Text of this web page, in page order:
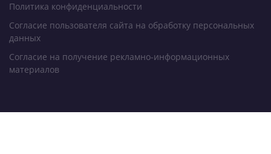
Политика конфиденциальности
Согласие пользователя сайта на обработку персональных
данных
Согласие на получение рекламно-информационных
материалов